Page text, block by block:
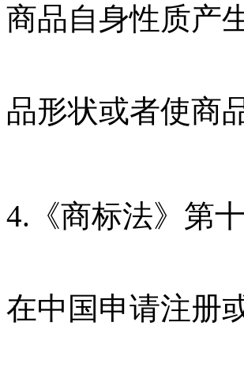
商品自身性质产
品形状或者使商
4.《商标法》第
在中国申请注册